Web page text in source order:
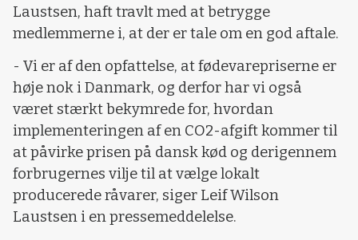
Laustsen, haft travlt med at betrygge
medlemmerne i, at der er tale om en god aftale.
- Vi er af den opfattelse, at fødevarepriserne er
høje nok i Danmark, og derfor har vi også
været stærkt bekymrede for, hvordan
implementeringen af en CO2-afgift kommer til
at påvirke prisen på dansk kød og derigennem
forbrugernes vilje til at vælge lokalt
producerede råvarer, siger Leif Wilson
Laustsen i en pressemeddelelse.